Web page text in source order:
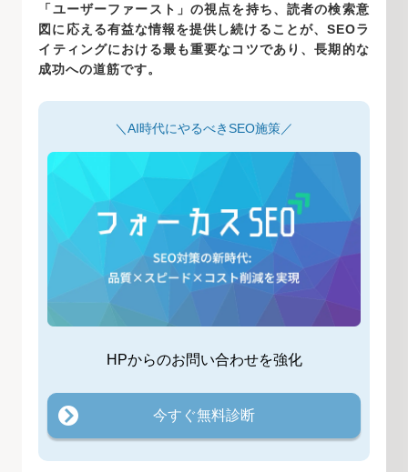
「ユーザーファースト」の視点を持ち、読者の検索意
図に応える有益な情報を提供し続けることが、SEOラ
イティングにおける最も重要なコツであり、長期的な
成功への道筋です。
＼AI時代にやるべきSEO施策／
HPからのお問い合わせを強化
今すぐ無料診断